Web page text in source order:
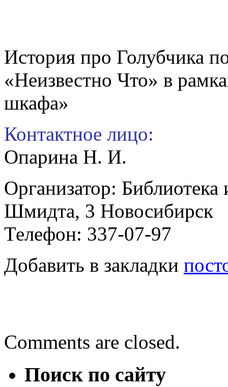
История про Голубчика
«Неизвестно Что» в
шкафа»
Контактное лицо:
Опарина Н. И.
Организатор:
Шмидта, 3 Новосибирск
Телефон: 337-07-97
Добавить в закладки
Comments are closed.
Поиск по сайту